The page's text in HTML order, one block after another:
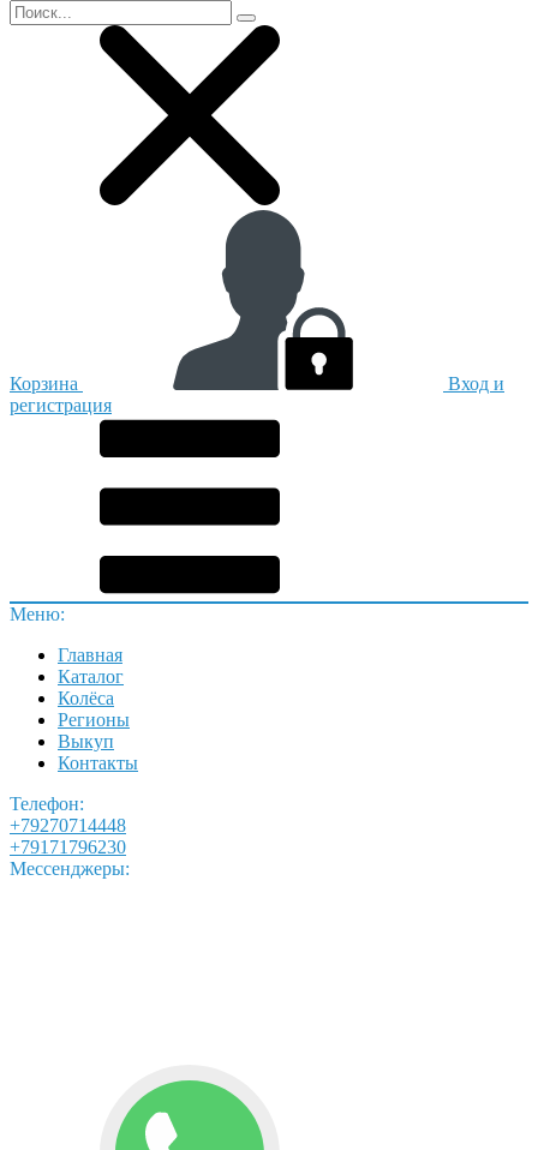
Корзина
Вход и
регистрация
Меню:
Главная
Каталог
Колёса
Регионы
Выкуп
Контакты
Телефон:
+79270714448
+79171796230
Мессенджеры: